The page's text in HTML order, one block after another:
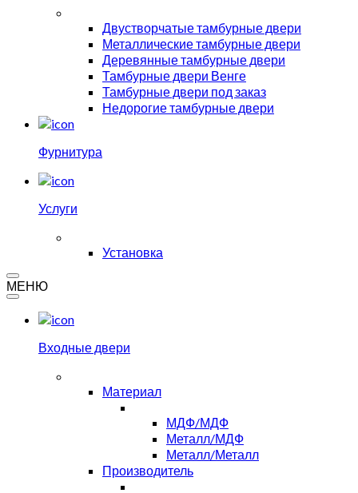
Двустворчатые тамбурные двери
Металлические тамбурные двери
Деревянные тамбурные двери
Тамбурные двери Венге
Тамбурные двери под заказ
Недорогие тамбурные двери
Фурнитура
Услуги
Установка
МЕНЮ
Входные двери
Материал
МДФ/МДФ
Металл/МДФ
Металл/Металл
Производитель